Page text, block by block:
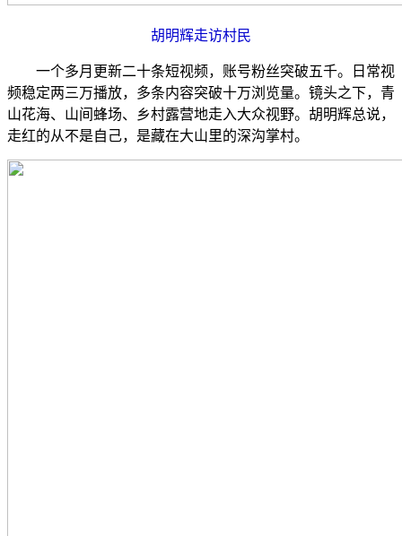
胡明辉走访村民
一个多月更新二十条短视频，账号粉丝突破五千。日常视
频稳定两三万播放，多条内容突破十万浏览量。镜头之下，青
山花海、山间蜂场、乡村露营地走入大众视野。胡明辉总说，
走红的从不是自己，是藏在大山里的深沟掌村。